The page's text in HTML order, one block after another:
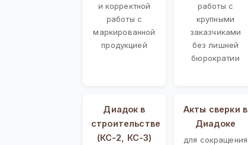
и корректной
работы с
маркированной
продукцией
работы с
крупными
заказчиками
без лишней
бюрократии
Диадок в
строительстве
(КС-2, КС-3)
Акты сверки в
Диадоке
для сокращения